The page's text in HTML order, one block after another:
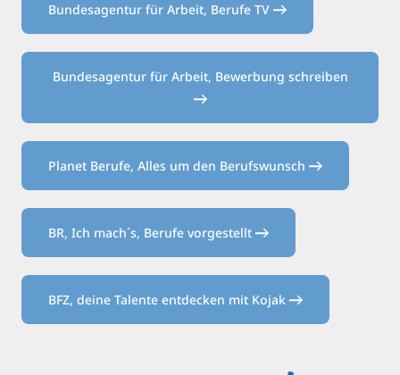
Bundesagentur für Arbeit, Berufe TV
Bundesagentur für Arbeit, Bewerbung schreiben
Planet Berufe, Alles um den Berufswunsch
BR, Ich mach´s, Berufe vorgestellt
BFZ, deine Talente entdecken mit Kojak